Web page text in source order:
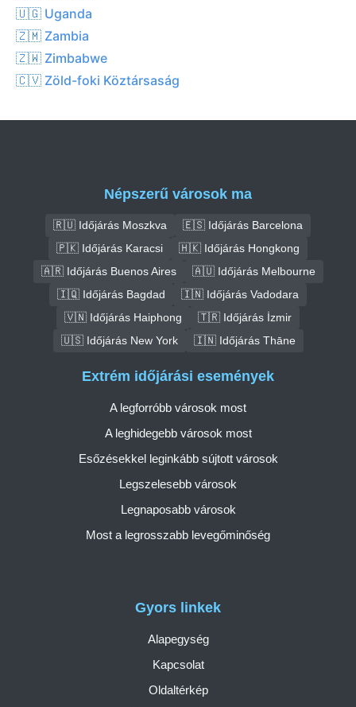
🇺🇬 Uganda
🇿🇲 Zambia
🇿🇼 Zimbabwe
🇨🇻 Zöld-foki Köztársaság
Népszerű városok ma
🇷🇺 Időjárás Moszkva
🇪🇸 Időjárás Barcelona
🇵🇰 Időjárás Karacsi
🇭🇰 Időjárás Hongkong
🇦🇷 Időjárás Buenos Aires
🇦🇺 Időjárás Melbourne
🇮🇶 Időjárás Bagdad
🇮🇳 Időjárás Vadodara
🇻🇳 Időjárás Haiphong
🇹🇷 Időjárás İzmir
🇺🇸 Időjárás New York
🇮🇳 Időjárás Thāne
Gyors linkek
Alapegység
Kapcsolat
Oldaltérkép
Extrém időjárási események
A legforróbb városok most
A leghidegebb városok most
Esőzésekkel leginkább sújtott városok
Legszelesebb városok
Legnaposabb városok
Most a legrosszabb levegőminőség